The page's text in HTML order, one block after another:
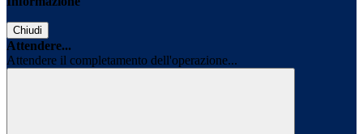
Chiudi
Attendere...
Attendere il completamento dell'operazione...